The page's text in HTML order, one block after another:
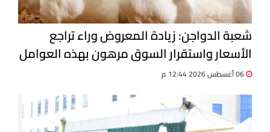
شعبة الدواجن: زيادة المعروض وراء تراجع
الأسعار واستقرار السوق مرهون بهذه العوامل
| خاص